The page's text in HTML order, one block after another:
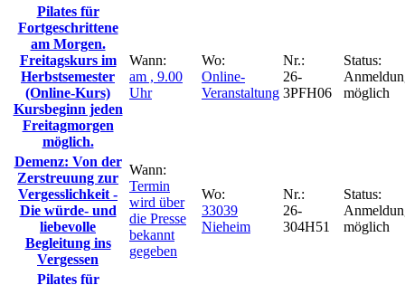
Pilates für
Fortgeschrittene
am Morgen.
Freitagskurs im
Herbstsemester
(Online-Kurs)
Kursbeginn jeden
Freitagmorgen
möglich.
Wann:
am , 9.00
Uhr
Wo:
Online-
Veranstaltung
Nr.:
26-
3PFH06
Status:
möglich
Demenz: Von der
Zerstreuung zur
Vergesslichkeit -
Die würde- und
liebevolle
Begleitung ins
Vergessen
Wann:
Termin
wird über
die Presse
bekannt
gegeben
Wo:
33039
Nieheim
Nr.:
26-
304H51
Status:
möglich
Pilates für